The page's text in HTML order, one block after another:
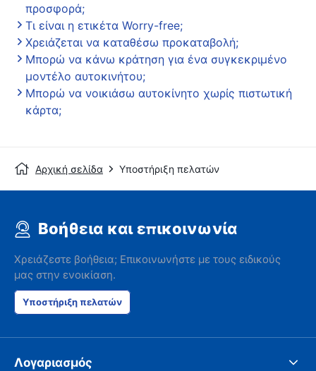
προσφορά;
Τι είναι η ετικέτα Worry-free;
Χρειάζεται να καταθέσω προκαταβολή;
Μπορώ να κάνω κράτηση για ένα συγκεκριμένο
μοντέλο αυτοκινήτου;
Μπορώ να νοικιάσω αυτοκίνητο χωρίς πιστωτική
κάρτα;
Αρχική σελίδα Υποστήριξη πελατών
Βοήθεια και επικοινωνία
Χρειάζεστε βοήθεια; Επικοινωνήστε με τους ειδικούς
μας στην ενοικίαση.
Υποστήριξη πελατών
Λογαριασμός